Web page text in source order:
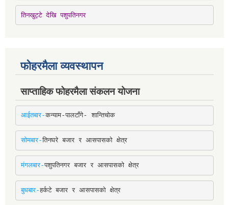
तिनखुट्टे देखि पशुपतिनगर
फोहरमैला व्यवस्थापन
साप्ताहिक फोहरमैला संकलन योजना
आईतबार-कन्याम-पालटाँगे- शान्तिचोक
सोमबार-तिनघरे बजार र आसपासको क्षेत्र
मंगलबार-पशुपतिनगर बजार र आसपासको क्षेत्र
बुधबार-हर्कटे बजार र आसपासको क्षेत्र